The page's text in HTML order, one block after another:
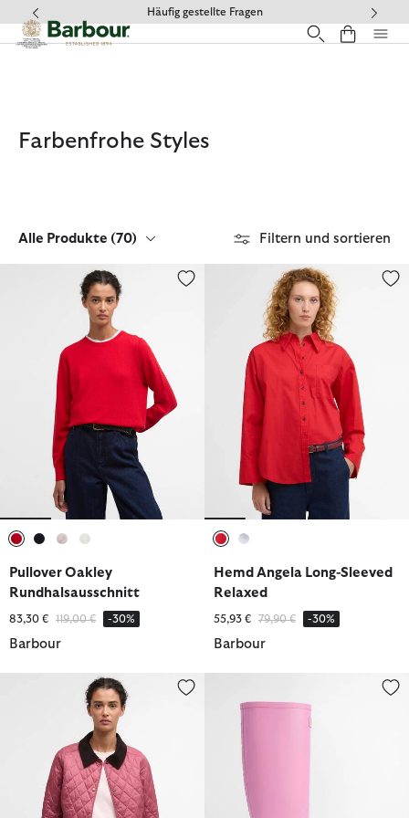
Klicken Sie hier, um unsere Barrierefreiheitserklärung
Häufig gestellte Fragen
Farbenfrohe Styles
Alle Produkte (70) Filtern und sortieren
Pullover Oakley Rundhalsausschnitt
Pullover Oakley
Rundhalsausschnitt
83,30 € Reduziert von
119,00 €bis-30%
Barbour
Hemd Angela Long-Sleeved
Hemd Angela Long-Sleeved
Relaxed
55,93 € Reduziert von
79,90 €bis-30%
Barbour
Steppjacke Annandale